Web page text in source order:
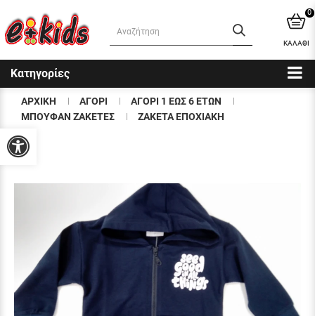
ΚΑΛΑΘΙ
0
Κατηγορίες
ΑΡΧΙΚΗ ΑΓΟΡΙ
ΑΓΟΡΙ 1 ΕΩΣ 6 ΕΤΩΝ
ΜΠΟΥΦΑΝ ΖΑΚΕΤΕΣ
ΖΑΚΕΤΑ ΕΠΟΧΙΑΚΗ
Προσβασιμότητα